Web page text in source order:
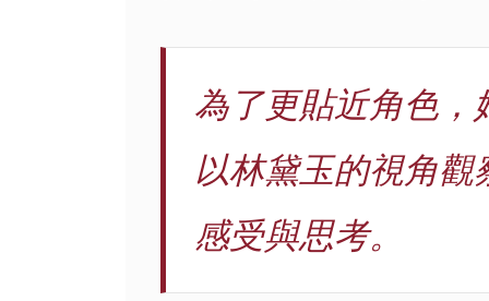
為了更貼近角色，
以林黛玉的視角
感受與思考。